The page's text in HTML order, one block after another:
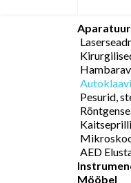
Aparatuur
Pesurid,
AED
Mööbel